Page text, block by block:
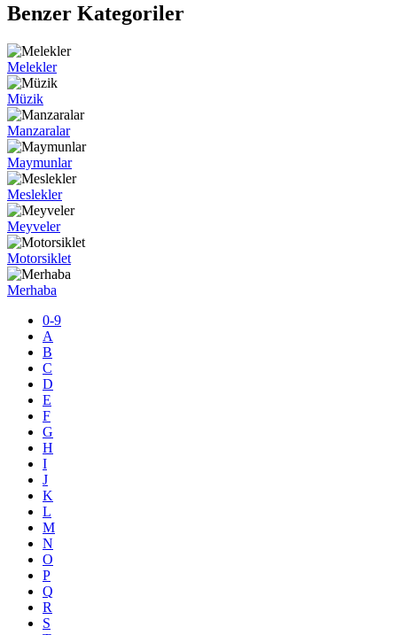
Benzer Kategoriler
Melekler
Müzik
Manzaralar
Maymunlar
Meslekler
Meyveler
Motorsiklet
Merhaba
0-9
A
B
C
D
E
F
G
H
I
J
K
L
M
N
O
P
Q
R
S